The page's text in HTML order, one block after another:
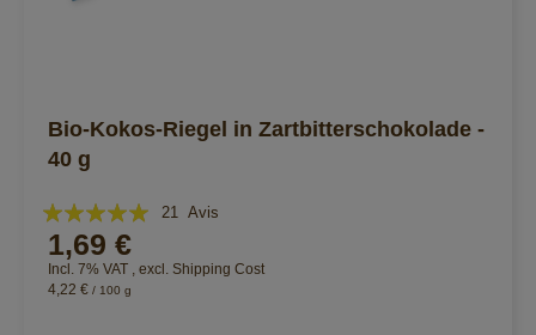
Bio-Kokos-Riegel in Zartbitterschokolade -
40 g
Évaluation:
98%
21 Avis
1,69 €
Incl. 7% VAT , excl. Shipping Cost
4,22 € / 100 g